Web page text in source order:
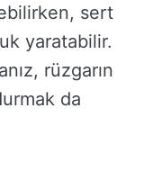
sert
yaratabilir.
rüzgarın
da